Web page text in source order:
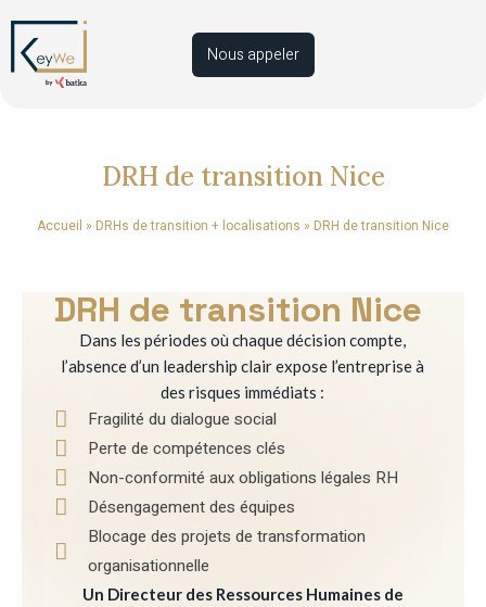
Nous appeler
DRH de transition Nice
Accueil » DRHs de transition + localisations » DRH de transition Nice
DRH de transition Nice
Dans les périodes où chaque décision compte,
l’absence d’un leadership clair expose l’entreprise à
des risques immédiats :
Fragilité du dialogue social
Perte de compétences clés
Non-conformité aux obligations légales RH
Désengagement des équipes
Blocage des projets de transformation
organisationnelle
Un Directeur des Ressources Humaines de